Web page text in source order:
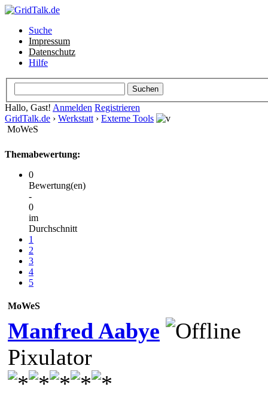
Suche
Impressum
Datenschutz
Hilfe
Hallo, Gast! Anmelden Registrieren
GridTalk.de › Werkstatt › Externe Tools
MoWeS
Themabewertung:
0
Bewertung(en)
-
0
im
Durchschnitt
1
2
3
4
5
MoWeS
Manfred Aabye
Pixulator